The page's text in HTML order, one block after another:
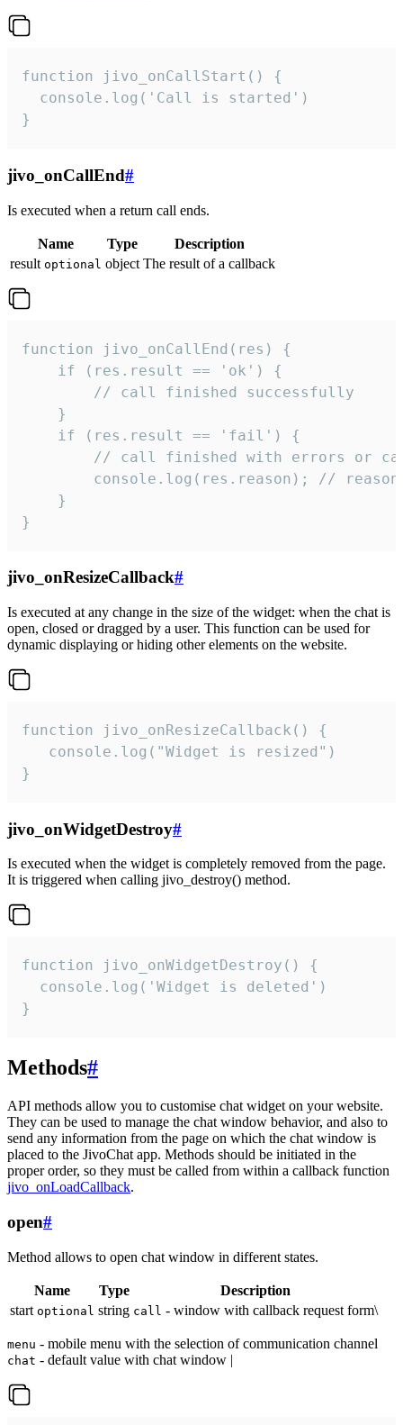
function jivo_onCallStart() {
  console.log('Call is started')
}
jivo_onCallEnd#
Is executed when a return call ends.
Name Type
Description
result optional object The result of a callback
function jivo_onCallEnd(res) {
    if (res.result == 'ok') {
        // call finished successfully
    }
    if (res.result == 'fail') {
// call finished with errors or
console.log(res.reason); //
    }
}
jivo_onResizeCallback#
Is executed at any change in the size of the widget: when the chat is
open, closed or dragged by a user. This function can be used for
dynamic displaying or hiding other elements on the website.
function jivo_onResizeCallback() {
   console.log("Widget is resized")
}
jivo_onWidgetDestroy#
Is executed when the widget is completely removed from the page.
It is triggered when calling jivo_destroy() method.
function jivo_onWidgetDestroy() {
  console.log('Widget is deleted')
}
Methods#
API methods allow you to customise chat widget on your website.
They can be used to manage the chat window behavior, and also to
send any information from the page on which the chat window is
placed to the JivoChat app. Methods should be initiated in the
proper order, so they must be called from within a callback function
jivo_onLoadCallback.
open#
Method allows to open chat window in different states.
Name Type
Description
start optional string call - window with callback request form\
menu - mobile menu with the selection of communication channel
chat - default value with chat window |